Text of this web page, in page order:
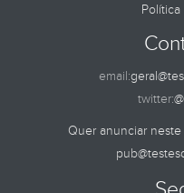
email:
twitter:
Quer anunciar